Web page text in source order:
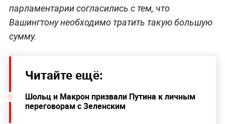
парламентарии согласились с тем, что
Вашингтону необходимо тратить такую большую
сумму.
Читайте ещё:
Шольц и Макрон призвали Путина к личным
переговорам с Зеленским